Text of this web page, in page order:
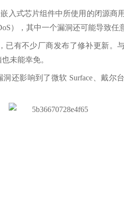
嵌入式芯片组件中所使用的闭源
），其中一个漏洞还可能导致任
已有不少厂商发布了修补更新。
未能幸免。
洞还影响到了微软 Surface、戴